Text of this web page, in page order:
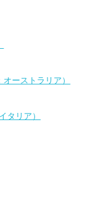
ーストラリア）
タリア）